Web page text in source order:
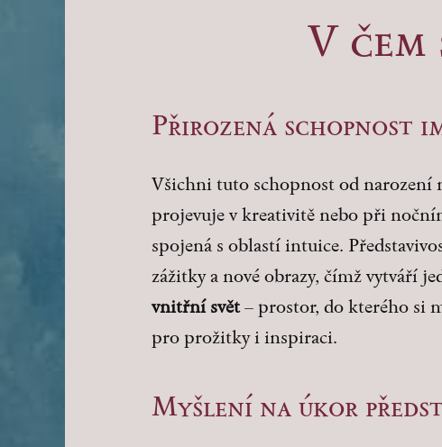
V
Přirozená schopnost
Všichni tuto schopnost od narození
projevuje v kreativitě nebo při
spojená s oblastí intuice.
zážitky a nové obrazy, čímž vytváří
vnitřní svět– prostor, do kterého si
pro prožitky i inspiraci.
Myšlení na úkor